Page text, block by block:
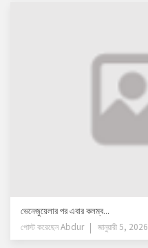
ভেনেজুয়েলার পর এবার কলম্ব...
পোস্ট করেছেনAbdur জানুয়ারী 5, 2026